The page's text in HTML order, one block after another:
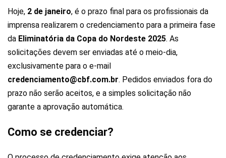
Hoje, 2 de janeiro, é o prazo final para os profissionais da
imprensa realizarem o credenciamento para a primeira fase
da Eliminatória da Copa do Nordeste 2025. As
solicitações devem ser enviadas até o meio-dia,
exclusivamente para o e-mail
credenciamento@cbf.com.br. Pedidos enviados fora do
prazo não serão aceitos, e a simples solicitação não
garante a aprovação automática.
Como se credenciar?